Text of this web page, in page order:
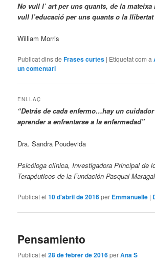
No vull l’ art per uns quants, de la mateixa
vull l’educació per uns quants o la
William Morris
Publicat dins de Frases curtes | Etiquetat com a
un comentari
ENLLAÇ
“Detrás de cada enfermo…hay un
aprender a enfrentarse a la enfermedad”
Dra. Sandra Poudevida
Psicóloga clínica, Investigadora Principal de
Terapéuticos de la Fundación Pasqual
Publicat el10 d'abril de 2016per Emmanuelle |
Pensamiento
Publicat el28 de febrer de 2016perAna S